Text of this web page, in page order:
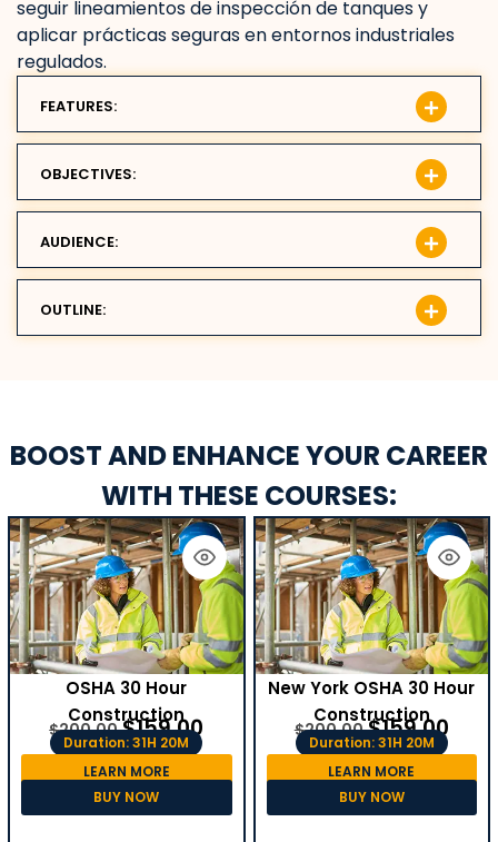
seguir lineamientos de inspección de tanques y
aplicar prácticas seguras en entornos industriales
regulados.
FEATURES:
OBJECTIVES:
AUDIENCE:
OUTLINE:
BOOST AND ENHANCE YOUR CAREER
WITH THESE COURSES:
OSHA 30 Hour
Construction
$200.00 $159.00
Duration: 31H 20M
LEARN MORE
BUY NOW
New York OSHA 30 Hour
Construction
$200.00 $159.00
Duration: 31H 20M
LEARN MORE
BUY NOW